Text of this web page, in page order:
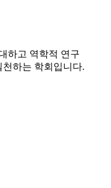
하고 역학적 연구
하는 학회입니다.